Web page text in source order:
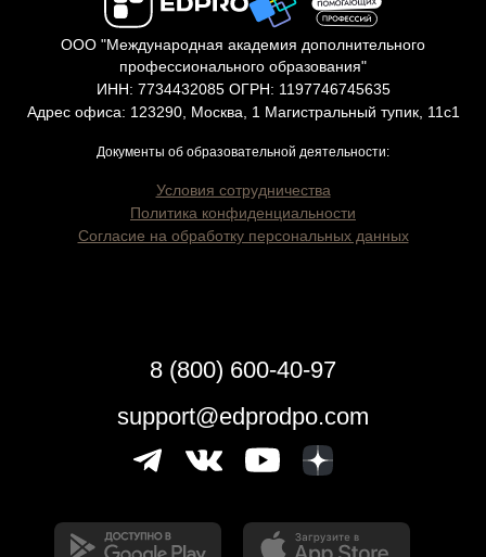
ООО "Международная академия дополнительного
профессионального образования"
ИНН: 7734432085 ОГРН: 1197746745635
Адрес офиса: 123290, Москва, 1 Магистральный тупик, 11с1
Документы об образовательной деятельности:
Условия сотрудничества
Политика конфиденциальности
Согласие на обработку персональных данных
8 (800) 600-40-97
support@edprodpo.com